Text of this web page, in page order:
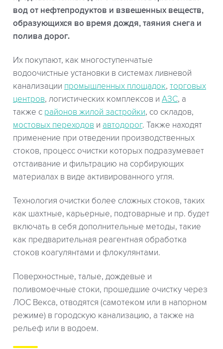
вод от нефтепродуктов и взвешенных веществ,
образующихся во время дождя, таяния снега и
полива дорог.
Их покупают, как многоступенчатые
водоочистные установки в системах ливневой
канализации промышленных площадок, торговых
центров, логистических комплексов и АЗС, а
также с районов жилой застройки, со складов,
мостовых переходов и автодорог. Также находят
применение при отведении производственных
стоков, процесс очистки которых подразумевает
отстаивание и фильтрацию на сорбирующих
материалах в виде активированного угля.
Технология очистки более сложных стоков, таких
как шахтные, карьерные, подтоварные и пр. будет
включать в себя дополнительные методы, такие
как предварительная реагентная обработка
стоков коагулянтами и флокулянтами.
Поверхностные, талые, дождевые и
поливомоечные стоки, прошедшие очистку через
ЛОС Векса, отводятся (самотеком или в напорном
режиме) в городскую канализацию, а также на
рельеф или в водоем.